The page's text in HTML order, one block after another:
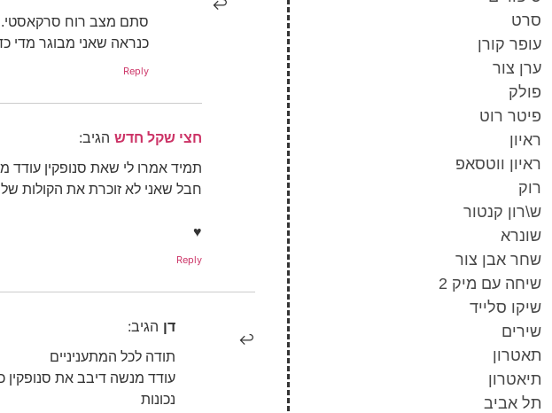
סרט
עופר קורן
ערן צור
פולק
פיטר רוט
ראיון
ראיון ווטסאפ
רוק
ש\רון קנטור
שונרא
שחר אבן צור
שיחה עם מיק 2
שיקו סלייד
שירים
תאטרון
תיאטרון
תל אביב
סתם מצב רוח סרקאסטי.
כנראה שאני מבוגר מדי
Reply
חצי שקל חדש הגיב:
תמיד אמרו לי שאת סנופקין עודד
חבל שאני לא זוכרת את הקולות
♥
Reply
דן הגיב:
תודה לכל המתעניניים
נכונות